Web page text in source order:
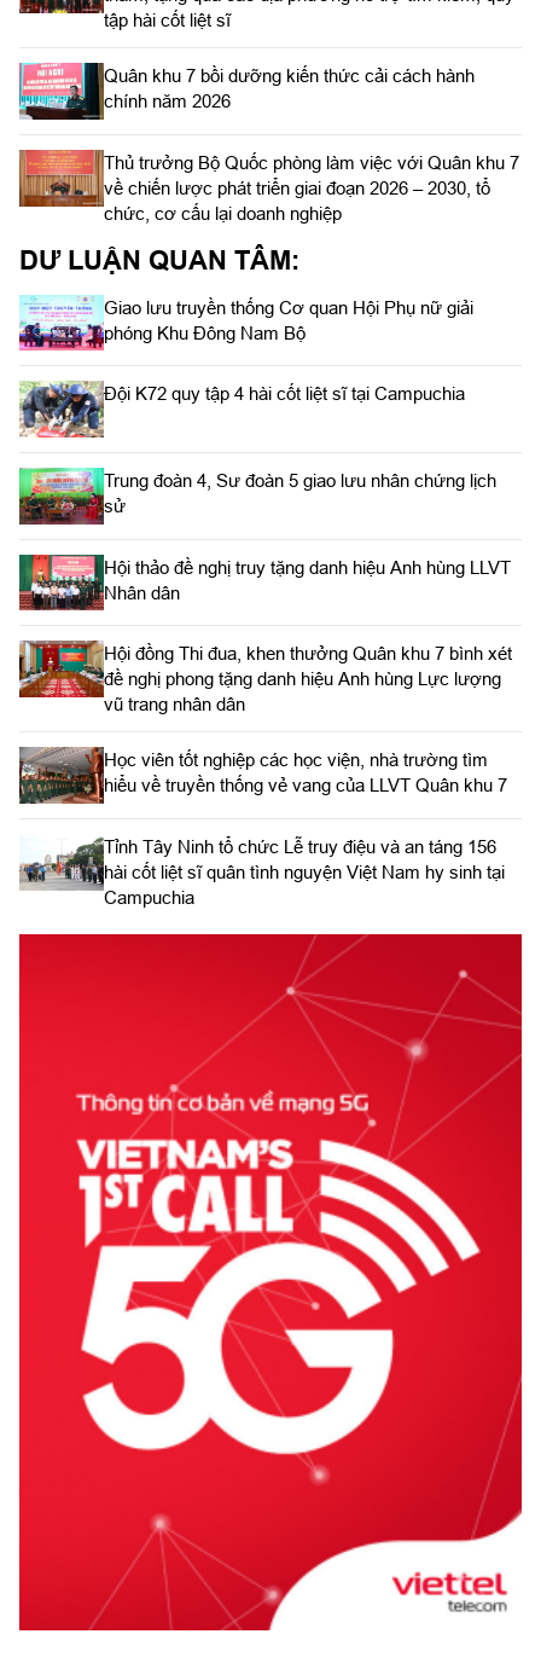
tập hài cốt liệt sĩ
Quân khu 7 bồi dưỡng kiến thức cải cách hành
chính năm 2026
Thủ trưởng Bộ Quốc phòng làm việc với Quân khu 7
về chiến lược phát triển giai đoạn 2026 – 2030, tổ
chức, cơ cấu lại doanh nghiệp
DƯ LUẬN QUAN TÂM:
Giao lưu truyền thống Cơ quan Hội Phụ nữ giải
phóng Khu Đông Nam Bộ
Đội K72 quy tập 4 hài cốt liệt sĩ tại Campuchia
Trung đoàn 4, Sư đoàn 5 giao lưu nhân chứng lịch
sử
Hội thảo đề nghị truy tặng danh hiệu Anh hùng LLVT
Nhân dân
Hội đồng Thi đua, khen thưởng Quân khu 7 bình xét
đề nghị phong tặng danh hiệu Anh hùng Lực lượng
vũ trang nhân dân
Học viên tốt nghiệp các học viện, nhà trường tìm
hiểu về truyền thống vẻ vang của LLVT Quân khu 7
​Tỉnh Tây Ninh tổ chức Lễ truy điệu và an táng 156
hài cốt liệt sĩ quân tình nguyện Việt Nam hy sinh tại
Campuchia